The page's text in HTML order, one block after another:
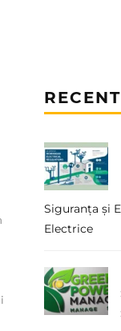
Siguranța și
Electrice